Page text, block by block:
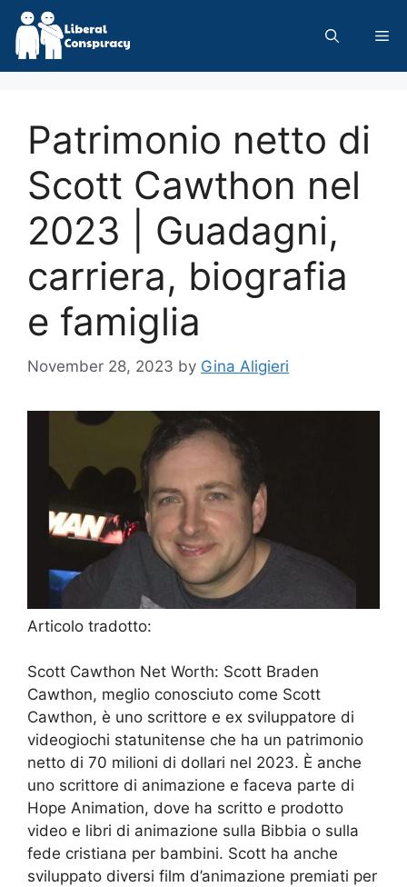
Skip
content
Patrimonio netto di
Scott Cawthon nel
2023 | Guadagni,
carriera, biografia
e famiglia
November 28, 2023 by Gina Aligieri
Articolo tradotto:
Scott Cawthon Net Worth: Scott Braden
Cawthon, meglio conosciuto come Scott
Cawthon, è uno scrittore e ex sviluppatore di
videogiochi statunitense che ha un patrimonio
netto di 70 milioni di dollari nel 2023. È anche
uno scrittore di animazione e faceva parte di
Hope Animation, dove ha scritto e prodotto
video e libri di animazione sulla Bibbia o sulla
fede cristiana per bambini. Scott ha anche
sviluppato diversi film d’animazione premiati per